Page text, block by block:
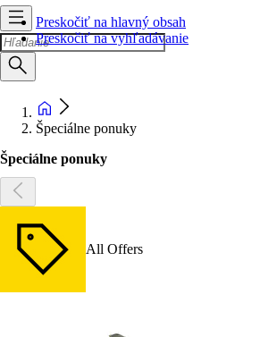
Preskočiť na hlavný obsah
Preskočiť na vyhľadávanie
Špeciálne ponuky
Špeciálne ponuky
All Offers